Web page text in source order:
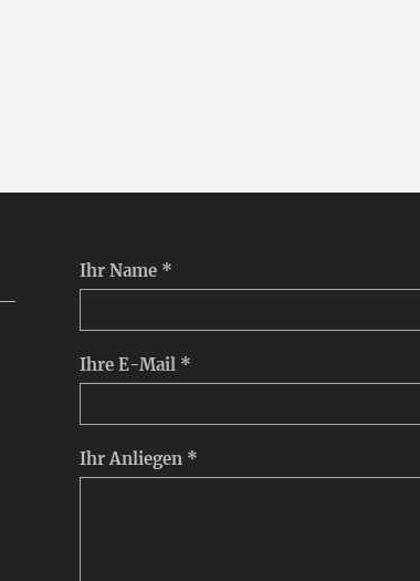
Ihr Name *
Ihre E-Mail *
Ihr Anliegen *